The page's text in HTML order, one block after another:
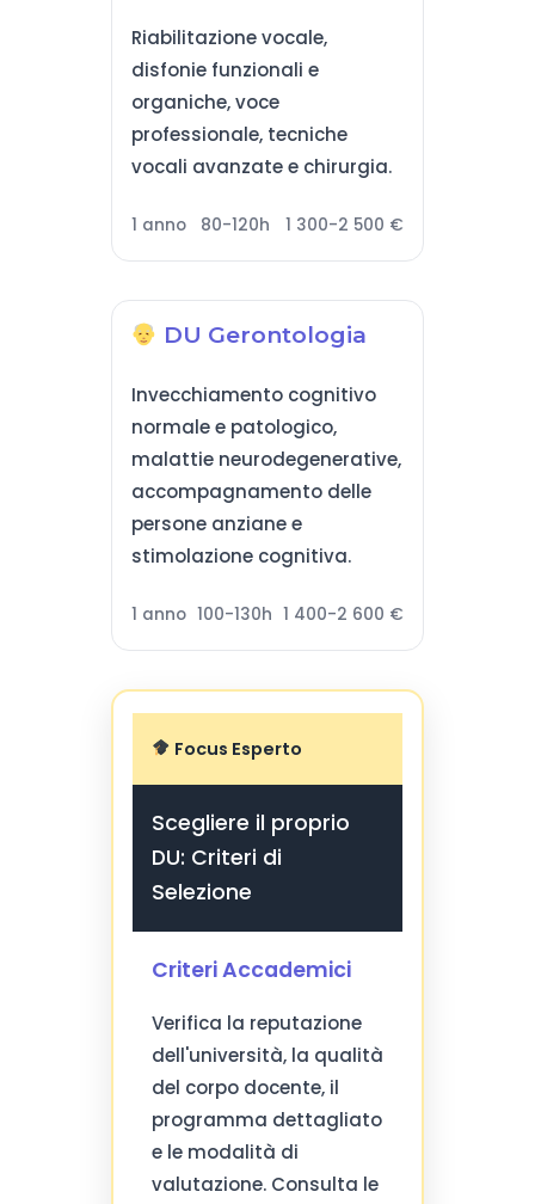
Riabilitazione vocale,
disfonie funzionali e
organiche, voce
professionale, tecniche
vocali avanzate e chirurgia.
1 anno 80-120h 1 300-2 500 €
DU Gerontologia
Invecchiamento cognitivo
normale e patologico,
malattie neurodegenerative,
accompagnamento delle
persone anziane e
stimolazione cognitiva.
1 anno 100-130h 1 400-2 600 €
Focus Esperto
Scegliere il proprio
DU: Criteri di
Selezione
Criteri Accademici
Verifica la reputazione
dell'università, la qualità
del corpo docente, il
programma dettagliato
e le modalità di
valutazione. Consulta le